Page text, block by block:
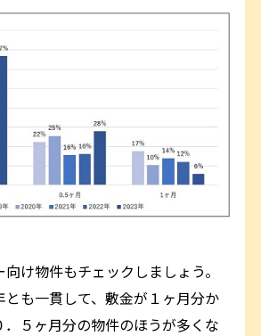
け物件もチェックしましょう。
とも一貫して、敷金が１ヶ月分か
５ヶ月分の物件のほうが多くな